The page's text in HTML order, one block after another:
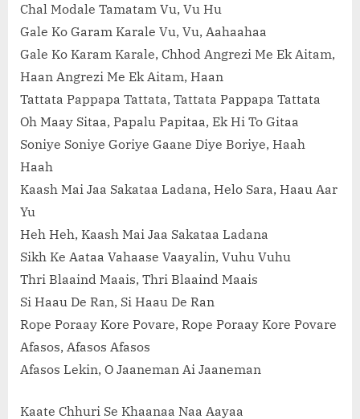
Chal Modale Tamatam Vu, Vu Hu
Gale Ko Garam Karale Vu, Vu, Aahaahaa
Gale Ko Karam Karale, Chhod Angrezi Me Ek Aitam,
Haan Angrezi Me Ek Aitam, Haan
Tattata Pappapa Tattata, Tattata Pappapa Tattata
Oh Maay Sitaa, Papalu Papitaa, Ek Hi To Gitaa
Soniye Soniye Goriye Gaane Diye Boriye, Haah
Haah
Kaash Mai Jaa Sakataa Ladana, Helo Sara, Haau Aar
Yu
Heh Heh, Kaash Mai Jaa Sakataa Ladana
Sikh Ke Aataa Vahaase Vaayalin, Vuhu Vuhu
Thri Blaaind Maais, Thri Blaaind Maais
Si Haau De Ran, Si Haau De Ran
Rope Poraay Kore Povare, Rope Poraay Kore Povare
Afasos, Afasos Afasos
Afasos Lekin, O Jaaneman Ai Jaaneman
Kaate Chhuri Se Khaanaa Naa Aayaa